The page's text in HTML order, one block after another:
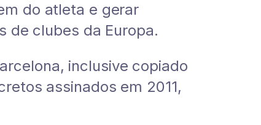
do atleta e gerar
de clubes da Europa.
inclusive copiado
assinados em 2011,